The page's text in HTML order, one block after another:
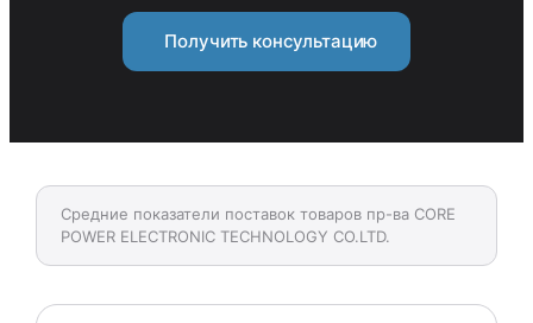
Получить консультацию
Средние показатели поставок товаров пр-ва CORE
POWER ELECTRONIC TECHNOLOGY CO.LTD.